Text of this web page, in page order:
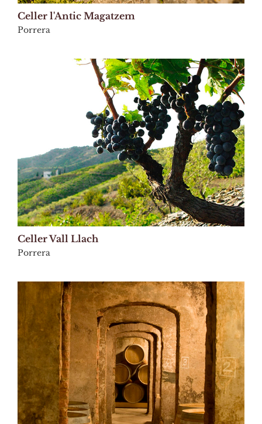
Celler l'Antic Magatzem
Porrera
Celler Vall Llach
Porrera